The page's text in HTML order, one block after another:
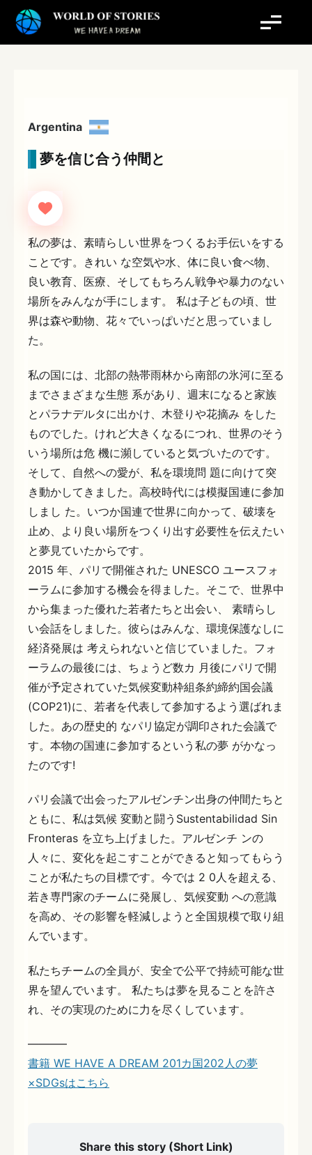
Argentina
夢を信じ合う仲間と
私の夢は、素晴らしい世界をつくるお手伝いをする
ことです。きれい な空気や水、体に良い食べ物、
良い教育、医療、そしてもちろん戦争や暴力のない
場所をみんなが手にします。 私は子どもの頃、世
界は森や動物、花々でいっぱいだと思っていまし
た。
私の国には、北部の熱帯雨林から南部の氷河に至る
までさまざまな生態 系があり、週末になると家族
とパラナデルタに出かけ、木登りや花摘み をした
ものでした。けれど大きくなるにつれ、世界のそう
いう場所は危 機に瀕していると気づいたのです。
そして、自然への愛が、私を環境問 題に向けて突
き動かしてきました。高校時代には模擬国連に参加
しまし た。いつか国連で世界に向かって、破壊を
止め、より良い場所をつくり出す必要性を伝えたい
と夢見ていたからです。
2015 年、パリで開催された UNESCO ユースフォ
ーラムに参加する機会を得ました。そこで、世界中
から集まった優れた若者たちと出会い、 素晴らし
い会話をしました。彼らはみんな、環境保護なしに
経済発展は 考えられないと信じていました。フォ
ーラムの最後には、ちょうど数カ 月後にパリで開
催が予定されていた気候変動枠組条約締約国会議
(COP21)に、若者を代表して参加するよう選ばれま
した。あの歴史的 なパリ協定が調印された会議で
す。本物の国連に参加するという私の夢 がかなっ
たのです!
パリ会議で出会ったアルゼンチン出身の仲間たちと
ともに、私は気候 変動と闘うSustentabilidad Sin
Fronteras を立ち上げました。アルゼンチ ンの
人々に、変化を起こすことができると知ってもらう
ことが私たちの目標です。今では 2 0人を超える、
若き専門家のチームに発展し、気候変動 への意識
を高め、その影響を軽減しようと全国規模で取り組
んでいます。
私たちチームの全員が、安全で公平で持続可能な世
界を望んでいます。 私たちは夢を見ることを許さ
れ、その実現のために力を尽くしています。
———–
書籍 WE HAVE A DREAM 201カ国202人の夢
×SDGsはこちら
Share this story (Short Link)